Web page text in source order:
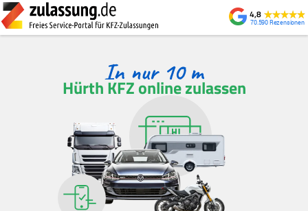
4,8
70.590
Hürth KFZ online zulassen